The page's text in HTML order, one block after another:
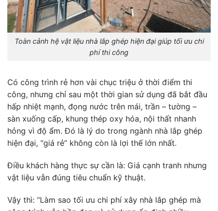
Toàn cảnh hệ vật liệu nhà lắp ghép hiện đại giúp tối ưu chi
phí thi công
Có công trình rẻ hơn vài chục triệu ở thời điểm thi
công, nhưng chỉ sau một thời gian sử dụng đã bắt đầu
hấp nhiệt mạnh, đọng nước trên mái, trần – tường –
sàn xuống cấp, khung thép oxy hóa, nội thất nhanh
hỏng vì độ ẩm. Đó là lý do trong ngành nhà lắp ghép
hiện đại, “giá rẻ” không còn là lợi thế lớn nhất.
Điều khách hàng thực sự cần là: Giá cạnh tranh nhưng
vật liệu vẫn đúng tiêu chuẩn kỹ thuật.
Vậy thì: “Làm sao tối ưu chi phí xây nhà lắp ghép mà